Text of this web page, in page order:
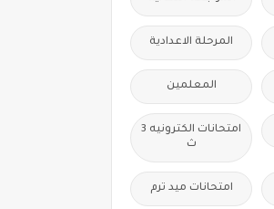
المرحلة الاعدادية
المعلمين
امتحانات الكترونيه 3
ث
امتحانات ميد ترم